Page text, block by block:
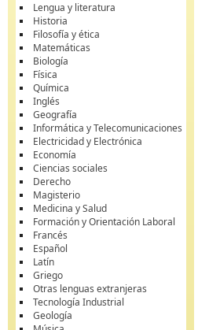
Lengua y literatura
Historia
Filosofía y ética
Matemáticas
Biología
Física
Química
Inglés
Geografía
Informática y Telecomunicaciones
Electricidad y Electrónica
Economía
Ciencias sociales
Derecho
Magisterio
Medicina y Salud
Formación y Orientación Laboral
Francés
Español
Latín
Griego
Otras lenguas extranjeras
Tecnología Industrial
Geología